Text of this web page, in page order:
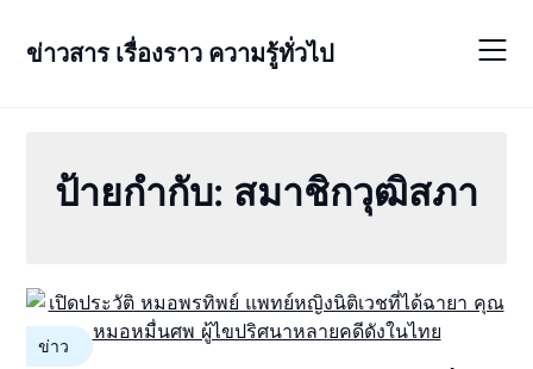
ข่าวสาร เรื่องราว ความรู้ทั่วไป
ป้ายกำกับ: สมาชิกวุฒิสภา
ข่าว